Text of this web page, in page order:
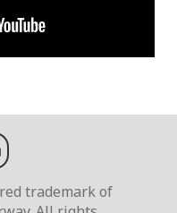
trademark of